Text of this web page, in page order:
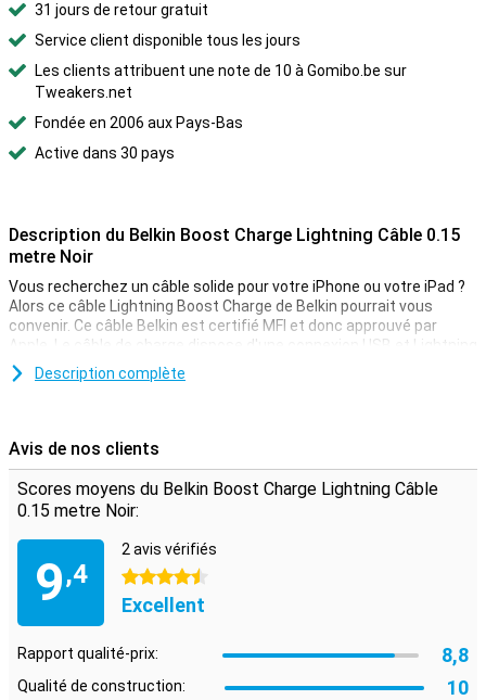
31 jours de retour gratuit
Service client disponible tous les jours
Les clients attribuent une note de 10 à Gomibo.be sur
Tweakers.net
Fondée en 2006 aux Pays-Bas
Active dans 30 pays
Description du Belkin Boost Charge Lightning Câble 0.15
metre Noir
Vous recherchez un câble solide pour votre iPhone ou votre iPad ?
Alors ce câble Lightning Boost Charge de Belkin pourrait vous
convenir. Ce câble Belkin est certifié MFI et donc approuvé par
Apple. Le câble de charge dispose d'une connexion USB et Lightning
et peut supporter plus de 8000 flexions.
abordable. Vous pouvez également choisir une variante d'un, deux
ou trois mètres.
Description complète
Avis de nos clients
Scores moyens du Belkin Boost Charge Lightning Câble
0.15 metre Noir:
9,4
2 avis vérifiés
4.5 étoiles
Excellent
Rapport qualité-prix: 8,8
Qualité de construction: 10